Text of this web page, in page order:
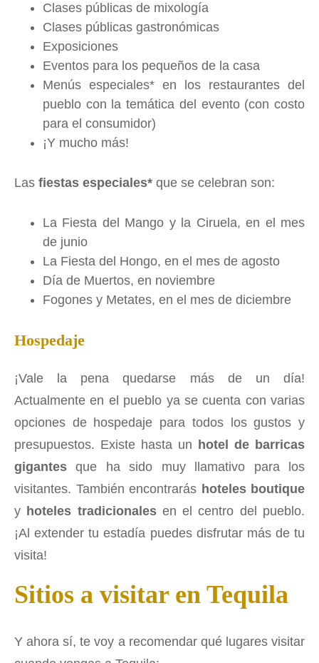
Clases públicas de mixología
Clases públicas gastronómicas
Exposiciones
Eventos para los pequeños de la casa
Menús especiales* en los restaurantes del
pueblo con la temática del evento (con costo
para el consumidor)
¡Y mucho más!
Las fiestas especiales* que se celebran son:
La Fiesta del Mango y la Ciruela, en el mes
de junio
La Fiesta del Hongo, en el mes de agosto
Día de Muertos, en noviembre
Fogones y Metates, en el mes de diciembre
Hospedaje
¡Vale la pena quedarse más de un día!
Actualmente en el pueblo ya se cuenta con varias
opciones de hospedaje para todos los gustos y
presupuestos. Existe hasta un hotel de barricas
gigantes que ha sido muy llamativo para los
visitantes. También encontrarás hoteles boutique
y hoteles tradicionalesen el centro del pueblo.
¡Al extender tu estadía puedes disfrutar más de tu
visita!
Sitios a visitar en Tequila
Y ahora sí, te voy a recomendar qué lugares visitar